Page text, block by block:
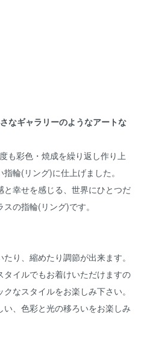
なギャラリーのようなアートな
も彩色・焼成を繰り返し作り上
輪(リング)に仕上げました。
幸せを感じる、世界にひとつだ
の指輪(リング)です。
り、縮めたり調節が出来ます。
イルでもお着けいただけますの
なスタイルをお楽しみ下さい。
、色彩と光の移ろいをお楽しみ